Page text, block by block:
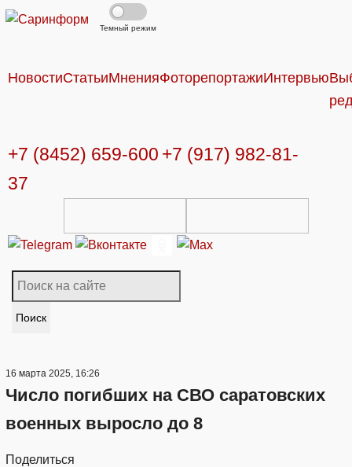
Темный режим
НовостиСтатьиМненияФоторепортажиИнтервью
+7 (8452) 659-600 +7 (917) 982-81-
37
Поиск
16 марта 2025, 16:26
Число погибших на СВО саратовских
военных выросло до 8
Поделиться